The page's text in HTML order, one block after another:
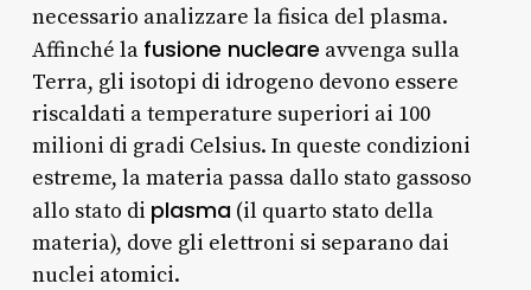
necessario analizzare la fisica del plasma.
Affinché la fusione nucleare avvenga sulla
Terra, gli isotopi di idrogeno devono essere
riscaldati a temperature superiori ai 100
milioni di gradi Celsius. In queste condizioni
estreme, la materia passa dallo stato gassoso
allo stato di plasma(il quarto stato della
materia), dove gli elettroni si separano dai
nuclei atomici.